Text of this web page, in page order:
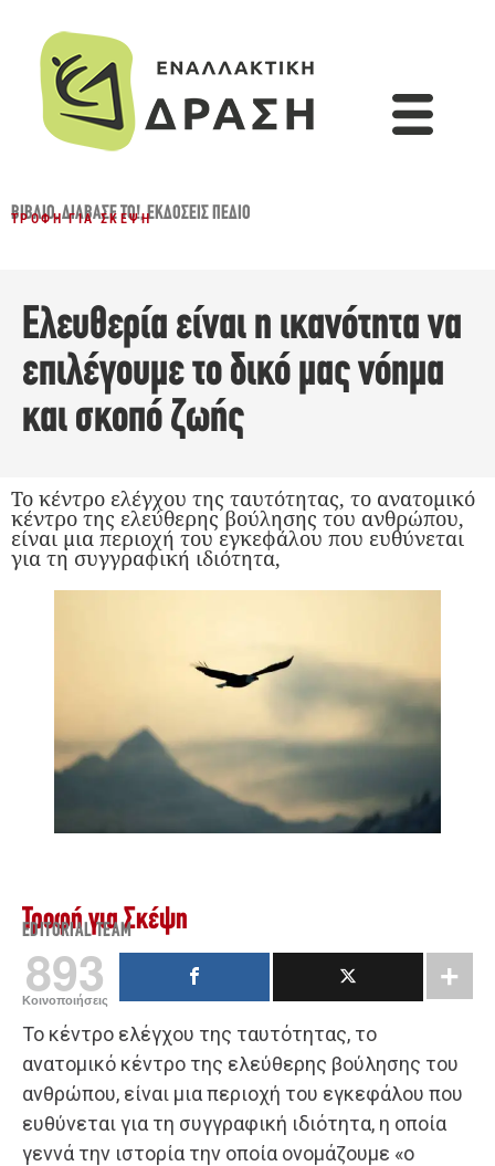
ΒΙΒΛΊΟ,ΔΙΆΒΑΣΈ ΤΟ!,ΕΚΔΌΣΕΙΣ ΠΕΔΊΟ
ΤΡΟΦΉ ΓΙΑ ΣΚΈΨΗ
Ελευθερία είναι η ικανότητα να
επιλέγουμε το δικό μας νόημα
και σκοπό ζωής
Το κέντρο ελέγχου της ταυτότητας, το ανατομικό
κέντρο της ελεύθερης βούλησης του ανθρώπου,
είναι μια περιοχή του εγκεφάλου που ευθύνεται
για τη συγγραφική ιδιότητα,
Τροφή για Σκέψη
EDITORIAL TEAM
893
Κοινοποιήσεις
Το κέντρο ελέγχου της ταυτότητας, το
ανατομικό κέντρο της ελεύθερης βούλησης του
ανθρώπου, είναι μια περιοχή του εγκεφάλου που
ευθύνεται για τη συγγραφική ιδιότητα, η οποία
γεννά την ιστορία την οποία ονομάζουμε «ο